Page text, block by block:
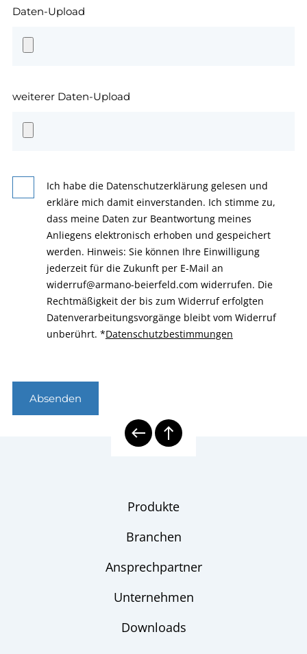
Daten-Upload
weiterer Daten-Upload
Ich habe die Datenschutzerklärung gelesen und
erkläre mich damit einverstanden. Ich stimme zu,
dass meine Daten zur Beantwortung meines
Anliegens elektronisch erhoben und gespeichert
werden. Hinweis: Sie können Ihre Einwilligung
jederzeit für die Zukunft per E-Mail an
widerruf@armano-beierfeld.com widerrufen. Die
Rechtmäßigkeit der bis zum Widerruf erfolgten
Datenverarbeitungsvorgänge bleibt vom Widerruf
unberührt. *Datenschutzbestimmungen
Absenden
Produkte
Branchen
Ansprechpartner
Unternehmen
Downloads